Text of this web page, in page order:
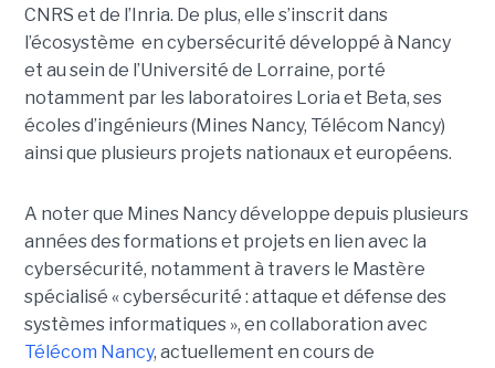
CNRS et de l’Inria. De plus, elle s’inscrit dans
l’écosystème en cybersécurité développé à Nancy
et au sein de l’Université de Lorraine, porté
notamment par les laboratoires Loria et Beta, ses
écoles d’ingénieurs (Mines Nancy, Télécom Nancy)
ainsi que plusieurs projets nationaux et européens.
A noter que Mines Nancy développe depuis plusieurs
années des formations et projets en lien avec la
cybersécurité, notamment à travers le Mastère
spécialisé « cybersécurité : attaque et défense des
systèmes informatiques », en collaboration avec
Télécom Nancy, actuellement en cours de